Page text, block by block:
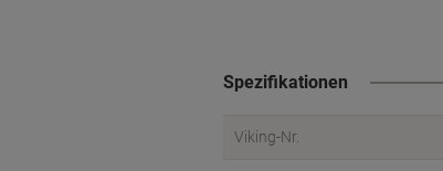
Spezifikationen
Viking-Nr.